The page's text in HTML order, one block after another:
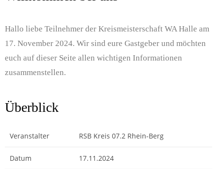
Hallo liebe Teilnehmer der Kreismeisterschaft WA Halle am
17. November 2024. Wir sind eure Gastgeber und möchten
euch auf dieser Seite allen wichtigen Informationen
zusammenstellen.
Überblick
Veranstalter RSB Kreis 07.2 Rhein-Berg
Datum 17.11.2024